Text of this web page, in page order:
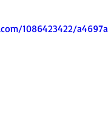
1086423422/